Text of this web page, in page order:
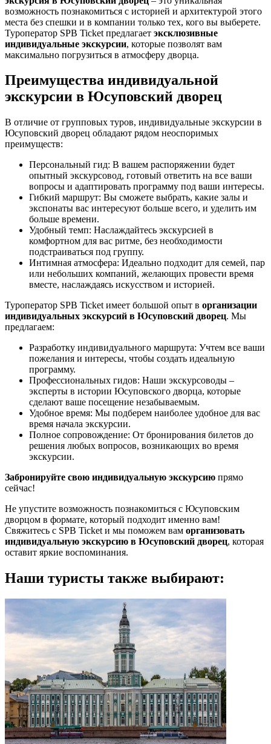
возможность познакомиться с историей и архитектурой этого
места без спешки и в компании только тех, кого вы выберете.
Туроператор SPB Ticket предлагает эксклюзивные
индивидуальные экскурсии, которые позволят вам
максимально погрузиться в атмосферу дворца.
Преимущества индивидуальной
экскурсии в Юсуповский дворец
В отличие от групповых туров, индивидуальные экскурсии в
Юсуповский дворец обладают рядом неоспоримых
преимуществ:
Персональный гид: В вашем распоряжении будет
опытный экскурсовод, готовый ответить на все ваши
вопросы и адаптировать программу под ваши интересы.
Гибкий маршрут: Вы сможете выбрать, какие залы и
экспонаты вас интересуют больше всего, и уделить им
больше времени.
Удобный темп: Наслаждайтесь экскурсией в
комфортном для вас ритме, без необходимости
подстраиваться под группу.
Интимная атмосфера: Идеально подходит для семей, пар
или небольших компаний, желающих провести время
вместе, наслаждаясь искусством и историей.
Туроператор SPB Ticket имеет большой опыт в организации
индивидуальных экскурсий в Юсуповский дворец. Мы
предлагаем:
Разработку индивидуального маршрута: Учтем все ваши
пожелания и интересы, чтобы создать идеальную
программу.
Профессиональных гидов: Наши экскурсоводы –
эксперты в истории Юсуповского дворца, которые
сделают ваше посещение незабываемым.
Удобное время: Мы подберем наиболее удобное для вас
время начала экскурсии.
Полное сопровождение: От бронирования билетов до
решения любых вопросов, возникающих во время
экскурсии.
Забронируйте свою индивидуальную экскурсию прямо
сейчас!
Не упустите возможность познакомиться с Юсуповским
дворцом в формате, который подходит именно вам!
Свяжитесь с SPB Ticket и мы поможем вам организовать
индивидуальную экскурсию в Юсуповский дворец, которая
оставит яркие воспоминания.
Наши туристы также выбирают: